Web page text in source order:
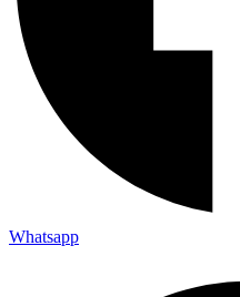
Whatsapp